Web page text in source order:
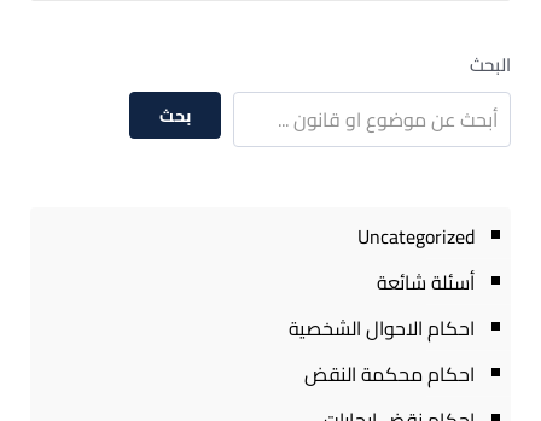
البحث
بحث
Uncategorized
أسئلة شائعة
احكام الاحوال الشخصية
احكام محكمة النقض